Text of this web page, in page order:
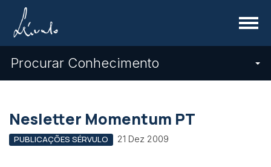
Menu
Procurar Conhecimento
Nesletter Momentum PT
PUBLICAÇÕES SÉRVULO 21 Dez 2009